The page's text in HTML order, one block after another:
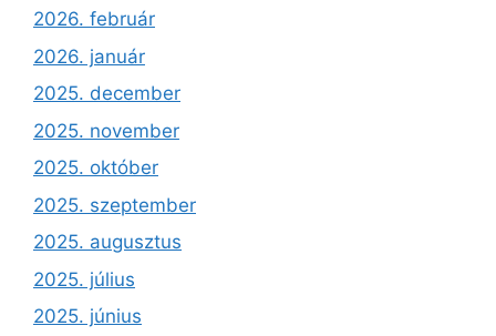
2026. február
2026. január
2025. december
2025. november
2025. október
2025. szeptember
2025. augusztus
2025. július
2025. június